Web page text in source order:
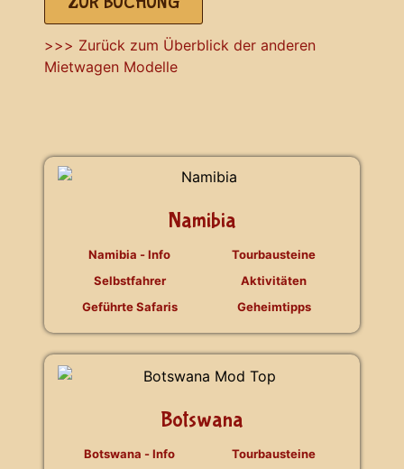
>>> Zurück zum Überblick der anderen
Mietwagen Modelle
Namibia
Namibia - Info
Selbstfahrer
Geführte Safaris
Tourbausteine
Aktivitäten
Geheimtipps
Botswana
Botswana - Info
Tourbausteine